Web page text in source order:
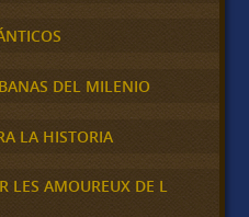
DEL MILENIO
LA HISTORIA
LES AMOUREUX DE L